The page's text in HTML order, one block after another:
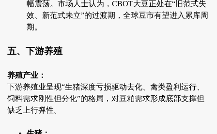
幅震荡。市场人士认为，CBOT大豆正处在“旧范式失
效、新范式未立”的过渡期，全球豆市有望进入累库周
期。
五、下游养殖
养殖产业：
下游养殖业呈现“生猪深度亏损驱动去化、禽类盈利运行、
饲料需求刚性但分化”的格局，对豆粕需求形成底部支撑但
缺乏上行弹性。